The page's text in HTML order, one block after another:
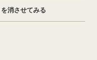
消させてみる